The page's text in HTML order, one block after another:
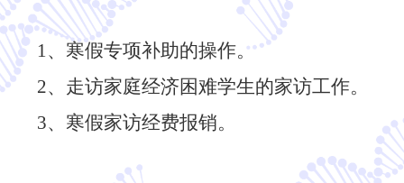
1、 寒假专项补助的操作。
2、 走访家庭经济困难学生的家访工作。
3、 寒假家访经费报销。